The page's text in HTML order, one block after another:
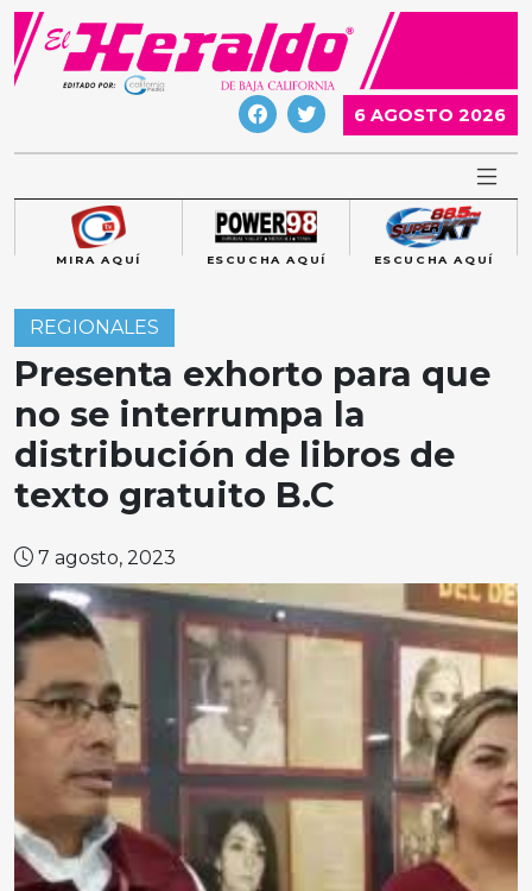
Skip
content
6 AGOSTO 2026
MIRA AQUÍ ESCUCHA AQUÍ ESCUCHA AQUÍ
REGIONALES
Presenta exhorto para que
no se interrumpa la
distribución de libros de
texto gratuito B.C
7 agosto, 2023